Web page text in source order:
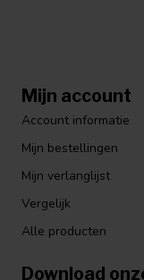
Mijn account
Account informatie
Mijn bestellingen
Mijn verlanglijst
Vergelijk
Alle producten
Download